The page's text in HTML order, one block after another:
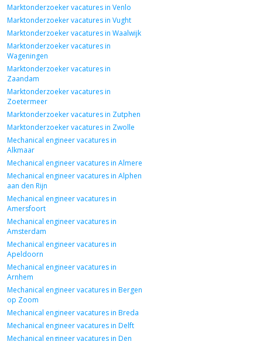
Marktonderzoeker vacatures in Venlo
Marktonderzoeker vacatures in Vught
Marktonderzoeker vacatures in Waalwijk
Marktonderzoeker vacatures in
Wageningen
Marktonderzoeker vacatures in
Zaandam
Marktonderzoeker vacatures in
Zoetermeer
Marktonderzoeker vacatures in Zutphen
Marktonderzoeker vacatures in Zwolle
Mechanical engineer vacatures in
Alkmaar
Mechanical engineer vacatures in Almere
Mechanical engineer vacatures in Alphen
aan den Rijn
Mechanical engineer vacatures in
Amersfoort
Mechanical engineer vacatures in
Amsterdam
Mechanical engineer vacatures in
Apeldoorn
Mechanical engineer vacatures in
Arnhem
Mechanical engineer vacatures in Bergen
op Zoom
Mechanical engineer vacatures in Breda
Mechanical engineer vacatures in Delft
Mechanical engineer vacatures in Den